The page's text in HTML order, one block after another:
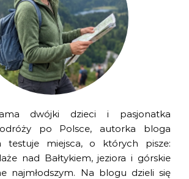
dwójki dzieci i pasjonatka
po Polsce, autorka bloga
testuje miejsca, o których pisze:
nad Bałtykiem, jeziora i górskie
najmłodszym. Na blogu dzieli się